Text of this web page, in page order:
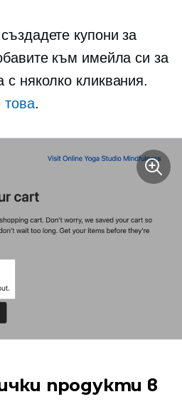
купони за
към имейла си за
с няколко кликвания.
това.
продукти в